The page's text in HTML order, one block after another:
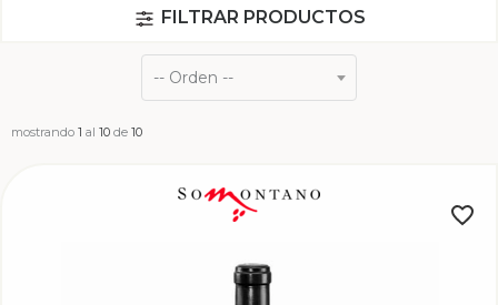
FILTRAR PRODUCTOS
mostrando 1 al 10 de 10